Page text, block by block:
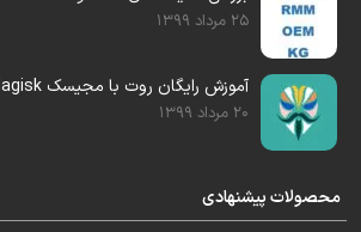
تلگرام پشتیبانی بفرستید.
اکانت10تا15دقیقه بعد اکتیو
و میتوانید استفاده کنید.
25 مرداد 1399
آموزش رایگان روت با مجیسک Magisk
20 مرداد 1399
محصولات پیشنهادی